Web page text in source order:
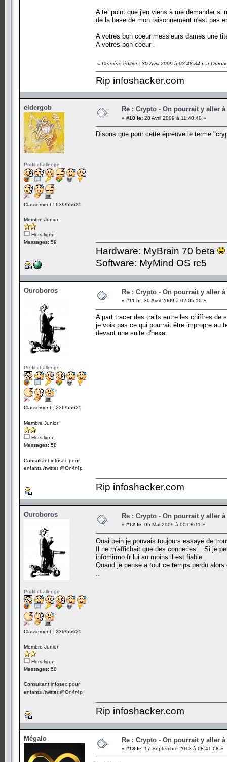
A tel point que j'en viens à me demander si
de la base de mon raisonnement n'est pas
A votres bon coeur messieurs dames une
A votres bon coeur .
« Dernière édition: 30 Avril 2009 à 03:48:34 par
Rip infoshacker.com
eldergob
Profil challenge
Classement : 639/55625
Membre Junior
Hors ligne
Messages: 59
Re : Crypto - On pourrait y aller
« #10 le: 28 Avril 2009 à 11:40:40 »
Disons que pour cette épreuve le terme
Hardware: MyBrain 70 beta
Software: MyMind OS rc5
Ouroboros
Profil challenge
Classement : 236/55625
Membre Junior
Hors ligne
Messages: 58
Consultant infosec pour
enfants /twitter:@On4r4p
Re : Crypto - On pourrait y aller
« #11 le: 30 Avril 2009 à 02:05:10 »
A part tracer des traits entre les chiffres de
je vois pas ce qui pourrait être impropre au
devant une suite d'hexa.
Rip infoshacker.com
Ouroboros
Profil challenge
Classement : 236/55625
Membre Junior
Hors ligne
Messages: 58
Consultant infosec pour
enfants /twitter:@On4r4p
Re : Crypto - On pourrait y aller
« #12 le: 05 Mai 2009 à 00:08:11 »
Ouai bein je pouvais toujours essayé de
Il ne m'affichait que des conneries ...Si je
infomirmo.fr lui au moins il est fiable .
Quand je pense a tout ce temps perdu
Rip infoshacker.com
Mégalo Re : Crypto - On pourrait y aller
« #13 le: 17 Septembre 2013 à 08:41:08 »